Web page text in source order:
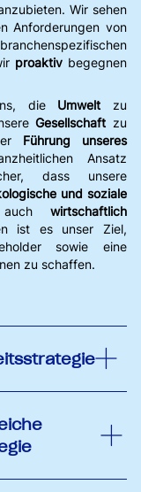
Wir sehen
Anforderungen von
proaktivbegegnen
die Umwelt zu
Gesellschaft zu
Führung unseres
Ansatz
dass unsere
und soziale
auch wirtschaftlich
ist es unser Ziel,
sowie eine
zu schaffen.